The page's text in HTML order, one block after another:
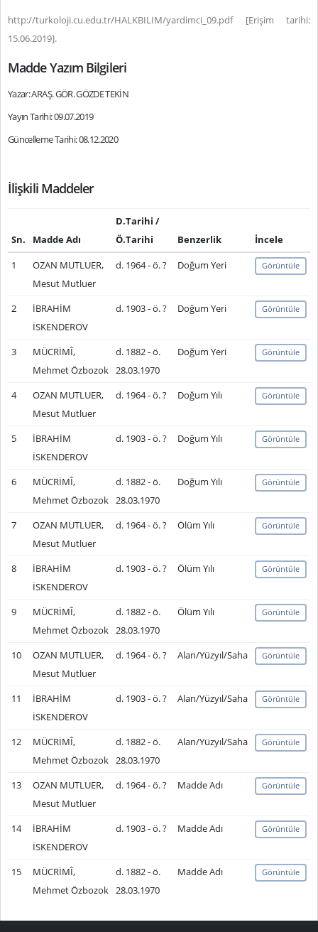
http://turkoloji.cu.edu.tr/HALKBILIM/yardimci_09.pdf [Erişim tarihi:
15.06.2019].
Madde Yazım Bilgileri
Yazar: ARAŞ. GÖR. GÖZDE TEKİN
Yayın Tarihi: 09.07.2019
Güncelleme Tarihi: 08.12.2020
İlişkili Maddeler
Sn. Madde Adı
D.Tarihi /
Ö.Tarihi
Benzerlik
İncele
1
OZAN MUTLUER,
Mesut Mutluer
d. 1964 - ö. ? Doğum Yeri Görüntüle
2
İBRAHİM
İSKENDEROV
d. 1903 - ö. ? Doğum Yeri Görüntüle
3
MÜCRİMÎ,
Mehmet Özbozok
d. 1882 - ö.
28.03.1970
Doğum Yeri Görüntüle
4
OZAN MUTLUER,
Mesut Mutluer
d. 1964 - ö. ? Doğum Yılı Görüntüle
5
İBRAHİM
İSKENDEROV
d. 1903 - ö. ? Doğum Yılı Görüntüle
6
MÜCRİMÎ,
Mehmet Özbozok
d. 1882 - ö.
28.03.1970
Doğum Yılı Görüntüle
7
OZAN MUTLUER,
Mesut Mutluer
d. 1964 - ö. ? Ölüm Yılı Görüntüle
8
İBRAHİM
İSKENDEROV
d. 1903 - ö. ? Ölüm Yılı Görüntüle
9
MÜCRİMÎ,
Mehmet Özbozok
d. 1882 - ö.
28.03.1970
Ölüm Yılı Görüntüle
10
OZAN MUTLUER,
Mesut Mutluer
d. 1964 - ö. ? Alan/Yüzyıl/Saha Görüntüle
11
İBRAHİM
İSKENDEROV
d. 1903 - ö. ? Alan/Yüzyıl/Saha Görüntüle
12
MÜCRİMÎ,
Mehmet Özbozok
d. 1882 - ö.
28.03.1970
Alan/Yüzyıl/Saha Görüntüle
13
OZAN MUTLUER,
Mesut Mutluer
d. 1964 - ö. ? Madde Adı Görüntüle
14
İBRAHİM
İSKENDEROV
d. 1903 - ö. ? Madde Adı Görüntüle
15
MÜCRİMÎ,
Mehmet Özbozok
d. 1882 - ö.
28.03.1970
Madde Adı Görüntüle